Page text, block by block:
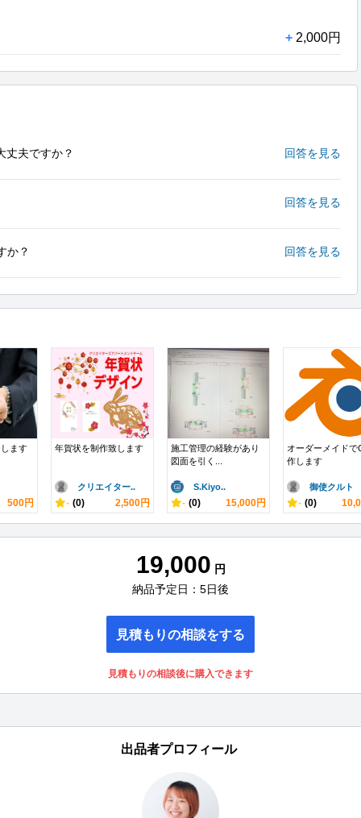
+ 2,000円
丈夫ですか？ 回答を見る
回答を見る
か？ 回答を見る
ます
500円
年賀状を制作致します
クリエイター..
- (0) 2,500円
施工管理の経験があり
図面を引く...
S.Kiyo..
- (0) 15,000円
オーダーメイドで
作します
御使クルト
- (0)
19,000 円
納品予定日：5日後
見積もりの相談をする
見積もりの相談後に購入できます
出品者プロフィール